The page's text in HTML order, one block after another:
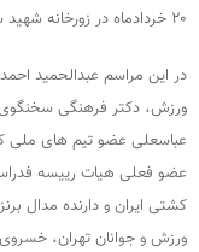
۲۰ خردادماه در زورخانه شهید سپهبد قاسم سلیمانی برگزار شد.
در این مراسم عبدالحمید
ورزش، دکتر فرهنگی
عباسعلی عضو تیم های ملی
عضو فعلی هیات رییسه
کشتی ایران و دارنده مدال
ورزش و جوانان تهران،